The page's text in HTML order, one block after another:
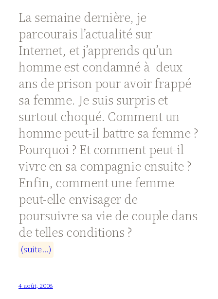
La semaine dernière, je
parcourais l’actualité sur
Internet, et j’apprends qu’un
homme est condamné à deux
ans de prison pour avoir frappé
sa femme. Je suis surpris et
surtout choqué. Comment un
homme peut-il battre sa femme ?
Pourquoi ? Et comment peut-il
vivre en sa compagnie ensuite ?
Enfin, comment une femme
peut-elle envisager de
poursuivre sa vie de couple dans
de telles conditions ?
(suite…)
4 août, 2008